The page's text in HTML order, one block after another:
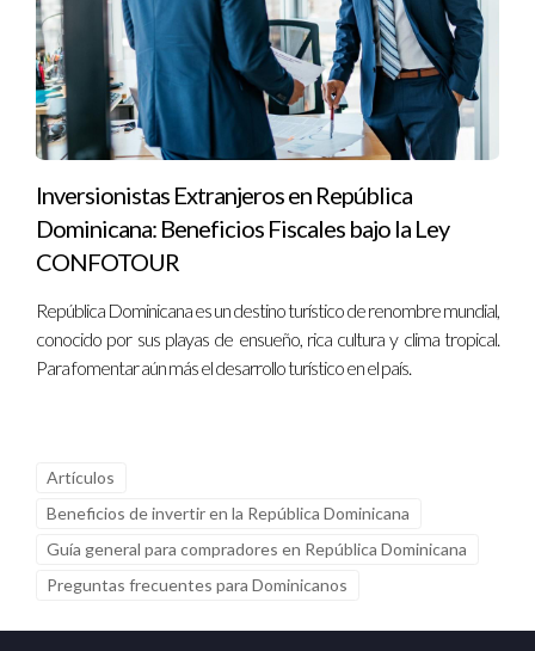
Inversionistas Extranjeros en República
Dominicana: Beneficios Fiscales bajo la Ley
CONFOTOUR
República Dominicana es un destino turístico de renombre mundial,
conocido por sus playas de ensueño, rica cultura y clima tropical.
Para fomentar aún más el desarrollo turístico en el país.
Artículos
Beneficios de invertir en la República Dominicana
Guía general para compradores en República Dominicana
Preguntas frecuentes para Dominicanos